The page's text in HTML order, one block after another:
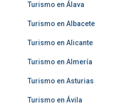
Turismo en Álava
Turismo en Albacete
Turismo en Alicante
Turismo en Almería
Turismo en Asturias
Turismo en Ávila